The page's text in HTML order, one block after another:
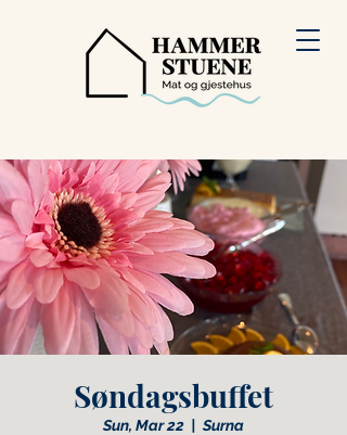
Søndagsbuffet
Sun, Mar 22
  |
Surna